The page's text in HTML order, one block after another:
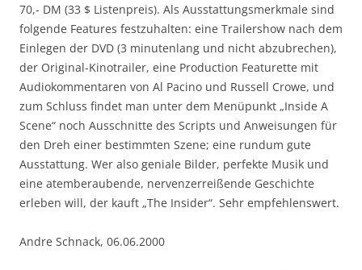
70,- DM (33 $ Listenpreis). Als Ausstattungsmerkmale sind
folgende Features festzuhalten: eine Trailershow nach dem
Einlegen der DVD (3 minutenlang und nicht abzubrechen),
der Original-Kinotrailer, eine Production Featurette mit
Audiokommentaren von Al Pacino und Russell Crowe, und
zum Schluss findet man unter dem Menüpunkt „Inside A
Scene“ noch Ausschnitte des Scripts und Anweisungen für
den Dreh einer bestimmten Szene; eine rundum gute
Ausstattung. Wer also geniale Bilder, perfekte Musik und
eine atemberaubende, nervenzerreißende Geschichte
erleben will, der kauft „The Insider“. Sehr empfehlenswert.
Andre Schnack, 06.06.2000